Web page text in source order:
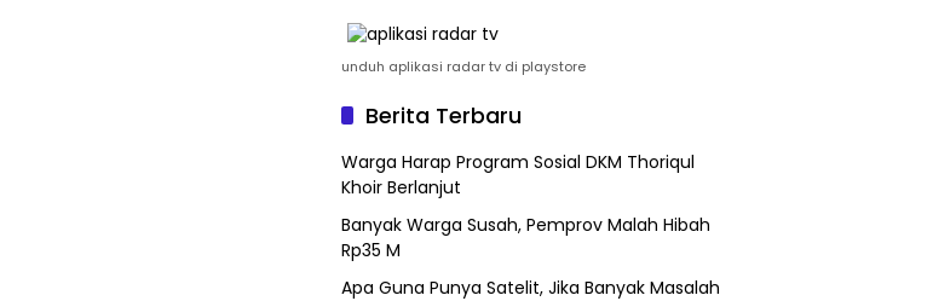
unduh aplikasi radar tv di playstore
Berita Terbaru
Warga Harap Program Sosial DKM Thoriqul
Khoir Berlanjut
Banyak Warga Susah, Pemprov Malah Hibah
Rp35 M
Apa Guna Punya Satelit, Jika Banyak Masalah